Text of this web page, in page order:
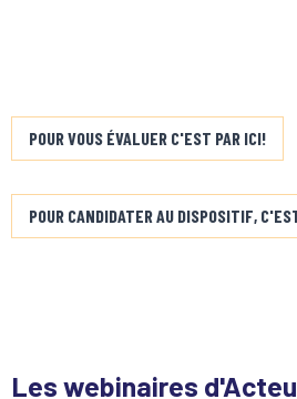
POUR VOUS ÉVALUER C'EST PAR ICI!
POUR CANDIDATER AU DISPOSITIF,
Les webinaires